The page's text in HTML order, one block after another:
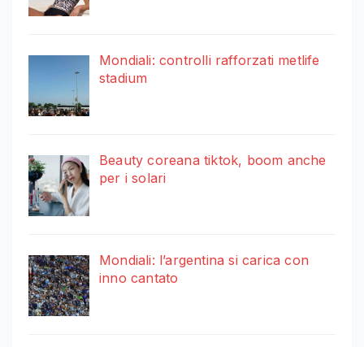
Mondiali: controlli rafforzati metlife
stadium
Beauty coreana tiktok, boom anche
per i solari
Mondiali: l’argentina si carica con
inno cantato